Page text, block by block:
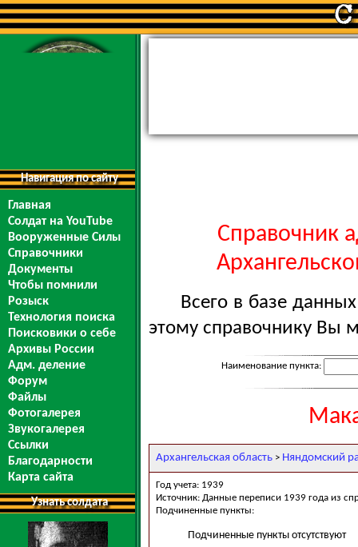
Навигация по сайту
Главная
Солдат на YouTube
Вооруженные Силы
Справочники
Документы
Чтобы помнили
Розыск
Технология поиска
Поисковики о себе
Архивы России
Адм. деление
Форум
Файлы
Фотогалерея
Звукогалерея
Ссылки
Благодарности
Карта сайта
Узнать солдата
Справочник
Всего в базе
этому справочнику Вы
Наименование пункта:
Архангельская область > Няндомский
Год учета: 1939
Источник: Данные переписи 1939 года из
Подчиненные пункты:
Подчиненные пункты отсутствуют